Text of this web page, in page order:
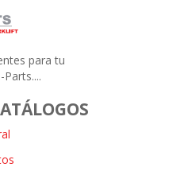
para tu